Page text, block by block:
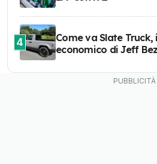
4
Come va Slate
economico di Jeff